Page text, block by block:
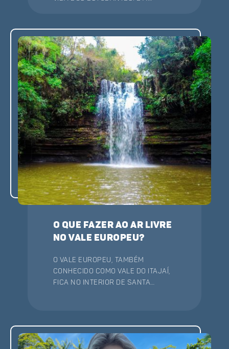
em comemoração às etapas
superadas. E também para
celebrar a passagem para uma
nova fase da vida.
O que fazer ao ar livre
no Vale Europeu?
O Vale Europeu, também
conhecido como Vale do Itajaí,
fica no interior de Santa
italiana no estado, o Vale tem
diversas atrações ao ar livre